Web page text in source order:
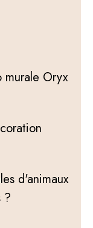
murale Oryx
d'animaux
?